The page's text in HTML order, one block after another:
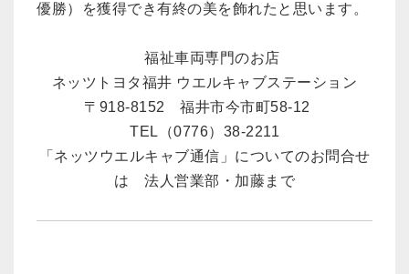
優勝）を獲得でき有終の美を飾れたと思います。
福祉車両専門のお店
ネッツトヨタ福井 ウエルキャブステーション
〒918-8152 福井市今市町58-12
TEL（0776）38-2211
「ネッツウエルキャブ通信」についてのお問合せ
は 法人営業部・加藤まで